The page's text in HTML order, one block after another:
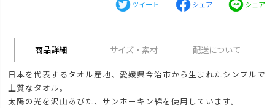
ツイート シェア シェア
商品詳細 サイズ・素材 配送について
日本を代表するタオル産地、愛媛県今治市から生まれたシンプルで
上質なタオル。
太陽の光を沢山あびた、サンホーキン綿を使用しています。